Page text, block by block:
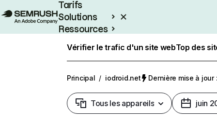
Tarifs
Solutions
Ressources
Vérifier le trafic d'un site webTop des
Principal / iodroid.net Dernière mise à jour
Tous les appareils juin